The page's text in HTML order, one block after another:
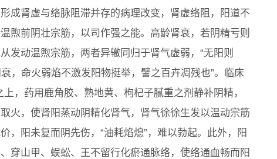
成肾虚与络脉阻滞并存的病理改变，肾虚络阻，阳道不
煦前阴壮宗筋，以司作强之能。高龄肾衰，若阴精亏则
发动温煦宗筋，两者异辙同归于肾气虚弱，“无阳则
，命火弱焰不激发阳物挺举，譬之百卉凋残也”。临床
，药用鹿角胶、熟地黄、枸杞子腻重之剂静补阴精，
火，使肾阳蒸动阴精化肾气，肾气徐徐生发以温动宗筋
，阳未复而阴先伤，“油耗焰熄”，难以勃起。此外，阳
穿山甲、蜈蚣、王不留行化瘀通脉络，使络通血畅而阳